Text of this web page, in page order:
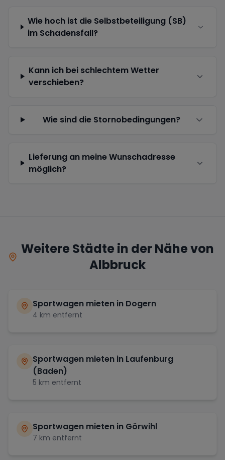
Wie hoch ist die Selbstbeteiligung (SB)
im Schadensfall?
Kann ich bei schlechtem Wetter
verschieben?
Wie sind die Stornobedingungen?
Lieferung an meine Wunschadresse
möglich?
Weitere Städte in der Nähe von
Albbruck
Sportwagen mieten in Dogern
4 km entfernt
Sportwagen mieten in Laufenburg
(Baden)
5 km entfernt
Sportwagen mieten in Görwihl
7 km entfernt